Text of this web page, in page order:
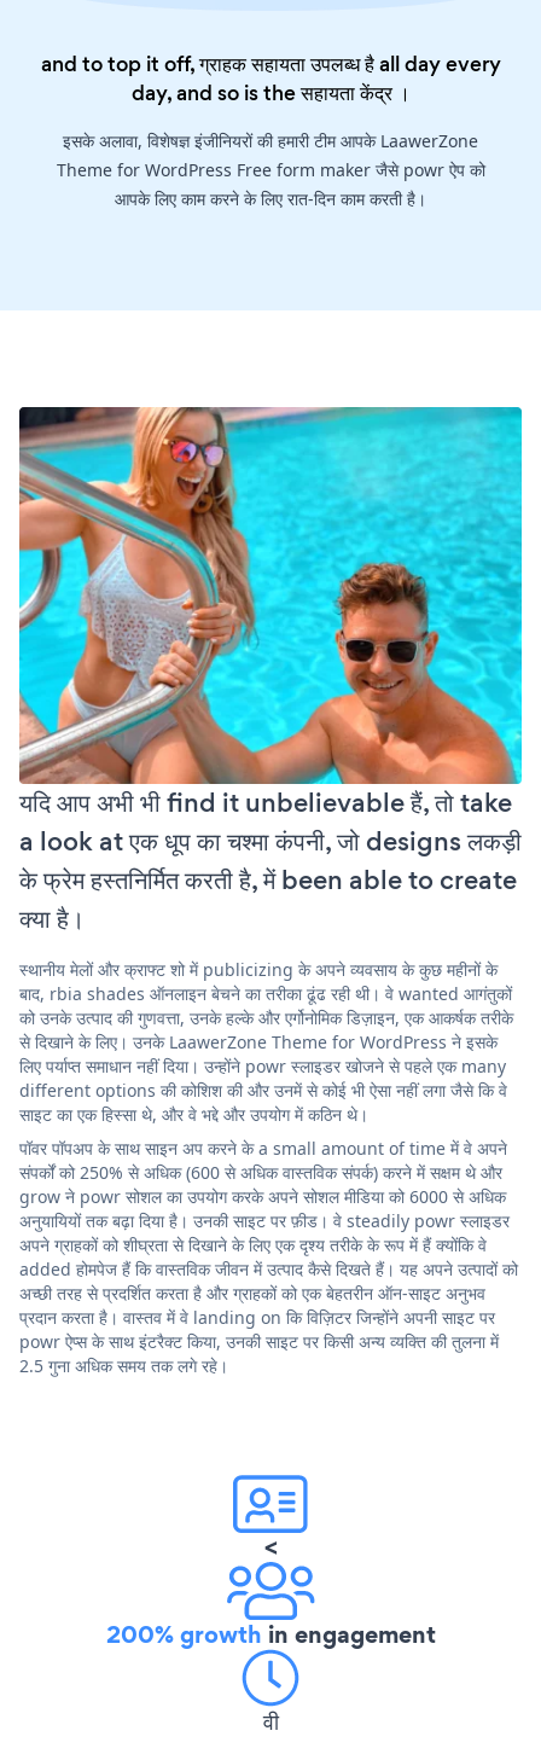
and to top it off, ग्राहक सहायता उपलब्ध है all day every
day, and so is theसहायता केंद्र।
इसके अलावा, विशेषज्ञ इंजीनियरों की हमारी टीम आपके LaawerZone
Theme for WordPress Free form maker जैसे powr ऐप को
आपके लिए काम करने के लिए रात-दिन काम करती है।
यदि आप अभी भी find it unbelievable हैं, तो take
a look at एक धूप का चश्मा कंपनी, जो designs लकड़ी
के फ्रेम हस्तनिर्मित करती है, में been able to create
क्या है।
स्थानीय मेलों और क्राफ्ट शो में publicizing के अपने व्यवसाय के कुछ महीनों के
बाद, rbia shades ऑनलाइन बेचने का तरीका ढूंढ रही थी। वे wanted आगंतुकों
को उनके उत्पाद की गुणवत्ता, उनके हल्के और एर्गोनोमिक डिज़ाइन, एक आकर्षक तरीके
से दिखाने के लिए। उनके LaawerZone Theme for WordPress ने इसके
लिए पर्याप्त समाधान नहीं दिया। उन्होंने powr स्लाइडर खोजने से पहले एक many
different options की कोशिश की और उनमें से कोई भी ऐसा नहीं लगा जैसे कि वे
साइट का एक हिस्सा थे, और वे भद्दे और उपयोग में कठिन थे।
पॉवर पॉपअप के साथ साइन अप करने के a small amount of time में वे अपने
संपर्कों को 250% से अधिक (600 से अधिक वास्तविक संपर्क) करने में सक्षम थे और
grow ने powr सोशल का उपयोग करके अपने सोशल मीडिया को 6000 से अधिक
अनुयायियों तक बढ़ा दिया है। उनकी साइट पर फ़ीड। वे steadily powr स्लाइडर
अपने ग्राहकों को शीघ्रता से दिखाने के लिए एक दृश्य तरीके के रूप में हैं क्योंकि वे
added होमपेज हैं कि वास्तविक जीवन में उत्पाद कैसे दिखते हैं। यह अपने उत्पादों को
अच्छी तरह से प्रदर्शित करता है और ग्राहकों को एक बेहतरीन ऑन-साइट अनुभव
प्रदान करता है। वास्तव में वे landing on कि विज़िटर जिन्होंने अपनी साइट पर
powr ऐप्स के साथ इंटरैक्ट किया, उनकी साइट पर किसी अन्य व्यक्ति की तुलना में
2.5 गुना अधिक समय तक लगे रहे।
<
200% growth in engagement
वी